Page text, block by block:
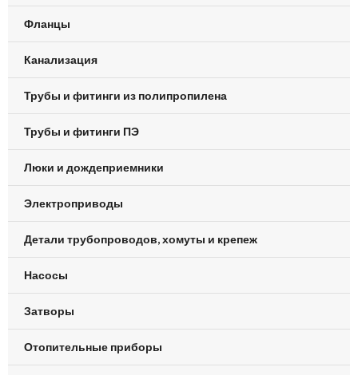
Фланцы
Канализация
Трубы и фитинги из полипропилена
Трубы и фитинги ПЭ
Люки и дождеприемники
Электроприводы
Детали трубопроводов, хомуты и крепеж
Насосы
Затворы
Отопительные приборы